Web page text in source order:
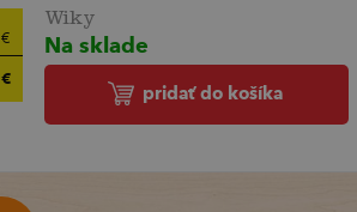
€
€
Wiky
Na sklade
pridať do košíka